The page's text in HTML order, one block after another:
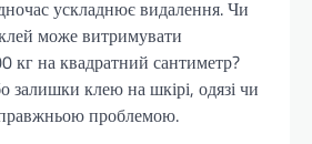
ускладнює видалення. Чи
може витримувати
кг на квадратний сантиметр?
клею на шкірі, одязі чи
проблемою.